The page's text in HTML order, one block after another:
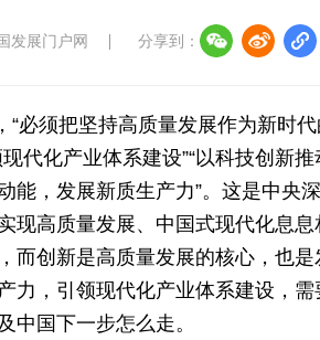
发展门户网 分享到：
必须把坚持高质量发展作为新时
代化产业体系建设”“以科技创新推
能，发展新质生产力”。这是中央
现高质量发展、中国式现代化息息
而创新是高质量发展的核心，也是
力，引领现代化产业体系建设，
中国下一步怎么走。